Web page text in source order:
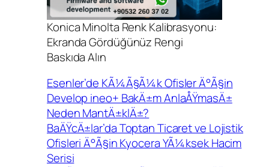
Konica Minolta Renk Kalibrasyonu:
Ekranda Gördüğünüz Rengi
Baskıda Alın
Esenler’de KÃ¼Ã§Ã¼k Ofisler Ä°Ã§in
Develop ineo+ BakÄ±m AnlaÅŸmasÄ±
Neden MantÄ±klÄ±?
BaÄŸcÄ±lar’da Toptan Ticaret ve Lojistik
Ofisleri Ä°Ã§in Kyocera YÃ¼ksek Hacim
Serisi